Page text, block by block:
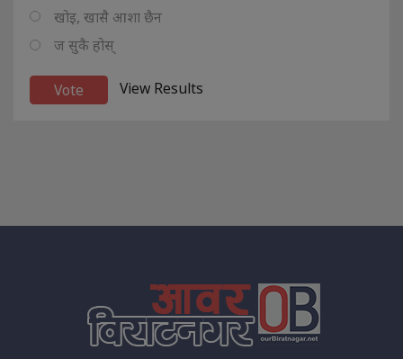
खोइ, खासै आशा छैन
ज सुकै होस्
View Results